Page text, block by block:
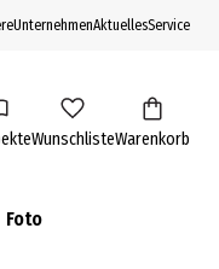
UnternehmenAktuellesService
WunschlisteWarenkorb
Foto